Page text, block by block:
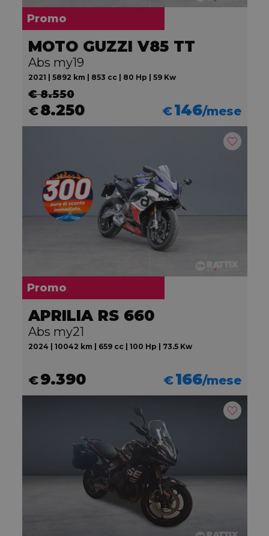
Promo
MOTO GUZZI V85 TT
Abs my19
2021 | 5892 km | 853 cc | 80 Hp | 59 Kw
€ 8.550
€8.250 €146/mese
Promo
APRILIA RS 660
Abs my21
2024 | 10042 km | 659 cc | 100 Hp | 73.5 Kw
€9.390 €166/mese